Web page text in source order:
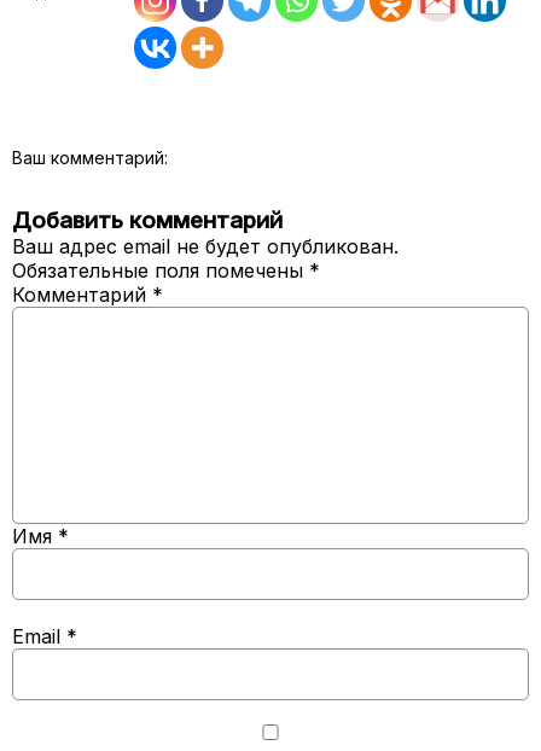
Ваш комментарий:
Добавить комментарий
Ваш адрес email не будет опубликован.
Обязательные поля помечены *
Комментарий *
Имя *
Email *